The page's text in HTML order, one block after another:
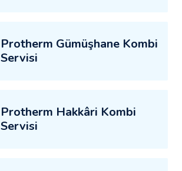
Protherm Gümüşhane Kombi
Servisi
Protherm Hakkâri Kombi
Servisi